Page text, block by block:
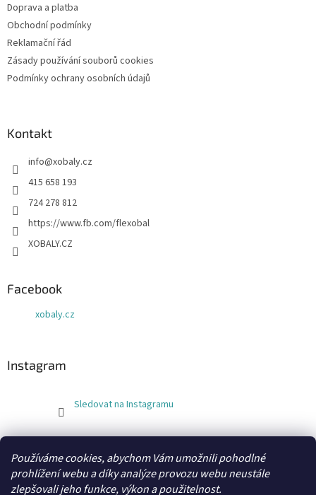
Používáme cookies, abychom Vám umožnili pohodlné
prohlížení webu a díky analýze provozu webu neustále
zlepšovali jeho funkce, výkon a použitelnost.
Doprava a platba
Obchodní podmínky
Reklamační řád
Zásady používání souborů cookies
Podmínky ochrany osobních údajů
Kontakt
info@xobaly.cz
415 658 193
724 278 812
https://www.fb.com/flexobal
XOBALY.CZ
Facebook
xobaly.cz
Instagram
Sledovat na Instagramu